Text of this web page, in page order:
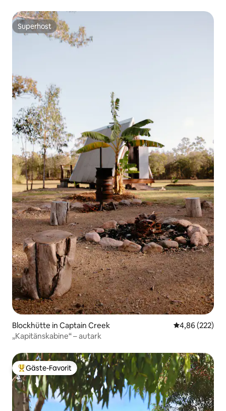
Superhost
Superhost
Blockhütte in Captain Creek
4,86 (222)
„Kapitänskabine“ – autark
Beliebter Gäste-Favorit.
Gäste-Favorit